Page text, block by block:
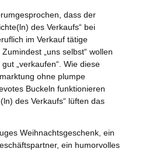
dass der
des Verkaufs“ bei
im Verkauf tätige
„uns selbst“ wollen
„verkaufen“. Wie diese
ohne plumpe
Buckeln funktionieren
des Verkaufs“ lüften das
Weihnachtsgeschenk, ein
ein humorvolles